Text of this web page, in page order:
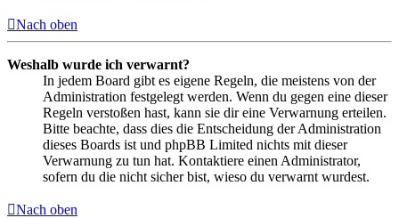
Nach oben
Weshalb wurde ich verwarnt?
In jedem Board gibt es eigene Regeln, die meistens von der
Administration festgelegt werden. Wenn du gegen eine dieser
Regeln verstoßen hast, kann sie dir eine Verwarnung erteilen.
Bitte beachte, dass dies die Entscheidung der Administration
dieses Boards ist und phpBB Limited nichts mit dieser
Verwarnung zu tun hat. Kontaktiere einen Administrator,
sofern du die nicht sicher bist, wieso du verwarnt wurdest.
Nach oben